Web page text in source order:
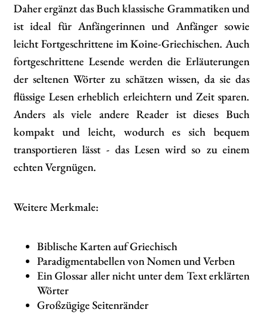
Daher ergänzt das Buch klassische Grammatiken und
ist ideal für Anfängerinnen und Anfänger sowie
leicht Fortgeschrittene im Koine-Griechischen. Auch
fortgeschrittene Lesende werden die Erläuterungen
der seltenen Wörter zu schätzen wissen, da sie das
flüssige Lesen erheblich erleichtern und Zeit sparen.
Anders als viele andere Reader ist dieses Buch
kompakt und leicht, wodurch es sich bequem
transportieren lässt - das Lesen wird so zu einem
echten Vergnügen.
Weitere Merkmale:
Biblische Karten auf Griechisch
Paradigmentabellen von Nomen und Verben
Ein Glossar aller nicht unter dem Text erklärten
Wörter
Großzügige Seitenränder